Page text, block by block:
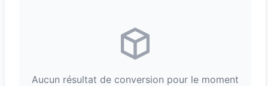
Aucun résultat de conversion pour le moment